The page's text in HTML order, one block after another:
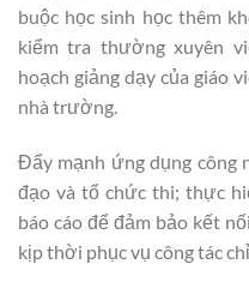
buộc học sinh học thêm
kiểm tra thường xuyên
hoạch giảng dạy của giáo
nhà trường.
Đẩy mạnh ứng dụng công
đạo và tổ chức thi; thực
báo cáo để đảm bảo kết
kịp thời phục vụ công tác